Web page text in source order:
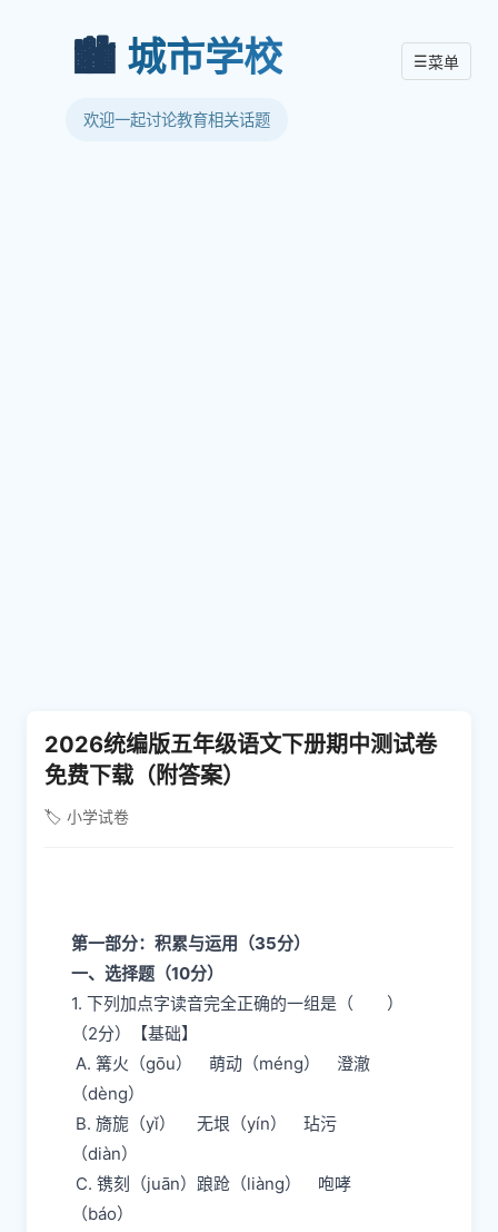
🏙️ 城市学校
欢迎一起讨论教育相关话题
☰菜单
2026统编版五年级语文下册期中测试卷
免费下载（附答案）
🏷️ 小学试卷
第一部分：积累与运用（35分）
一、选择题（10分）
1. 下列加点字读音完全正确的一组是（ ）
（2分）【基础】
A. 篝火（gōu） 萌动（méng） 澄澈
（dèng）
B. 旖旎（yǐ） 无垠（yín） 玷污
（diàn）
C. 镌刻（juān）踉跄（liàng） 咆哮
（báo）